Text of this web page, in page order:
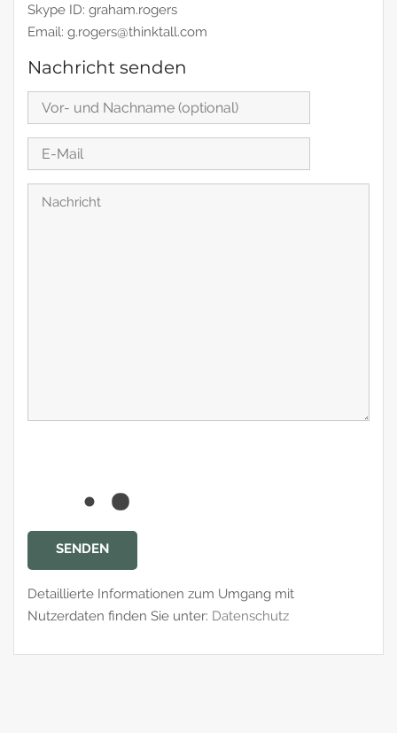
Skype ID: graham.rogers
Email: g.rogers@thinktall.com
Nachricht senden
Detaillierte Informationen zum Umgang mit
Nutzerdaten finden Sie unter: Datenschutz